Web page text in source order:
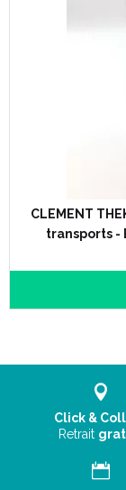
CLEMENT
transports -
Click &
Retrait